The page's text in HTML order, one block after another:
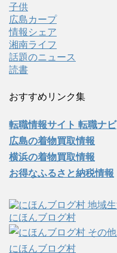
子供
広島カープ
情報シェア
湘南ライフ
話題のニュース
読書
おすすめリンク集
転職情報サイト 転職ナビ
広島の着物買取情報
横浜の着物買取情報
お得なふるさと納税情報
にほんブログ村
にほんブログ村